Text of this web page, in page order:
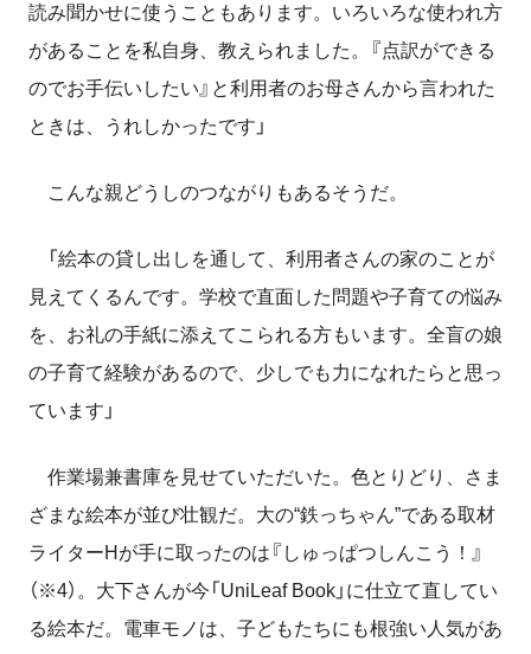
読み聞かせに使うこともあります。いろいろな使われ方
があることを私自身、教えられました。『点訳ができる
のでお手伝いしたい』と利用者のお母さんから言われた
ときは、うれしかったです」
こんな親どうしのつながりもあるそうだ。
「絵本の貸し出しを通して、利用者さんの家のことが
見えてくるんです。学校で直面した問題や子育ての悩み
を、お礼の手紙に添えてこられる方もいます。全盲の娘
の子育て経験があるので、少しでも力になれたらと思っ
ています」
作業場兼書庫を見せていただいた。色とりどり、さま
ざまな絵本が並び壮観だ。大の“鉄っちゃん”である取材
ライターHが手に取ったのは『しゅっぱつしんこう！』
（※4）。大下さんが今「UniLeaf Book」に仕立て直してい
る絵本だ。電車モノは、子どもたちにも根強い人気があ